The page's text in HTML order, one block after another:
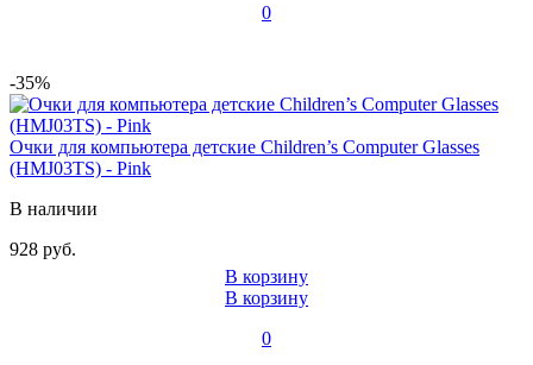
0
-35%
Очки для компьютера детские Children’s Computer Glasses
(HMJ03TS) - Pink
В наличии
928 руб.
В корзину
В корзину
0